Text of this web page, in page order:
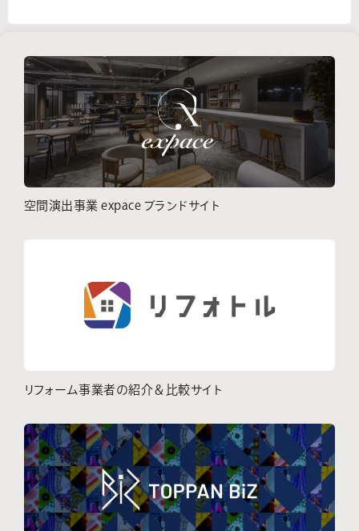
空間演出事業 expace ブランドサイト
リフォーム事業者の紹介＆比較サイト